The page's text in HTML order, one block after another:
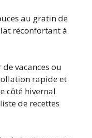
au gratin de
réconfortant à
vacances ou
rapide et
côté hivernal
de recettes